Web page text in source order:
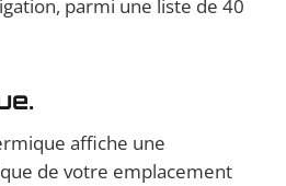
parmi une liste de 40
affiche une
de votre emplacement